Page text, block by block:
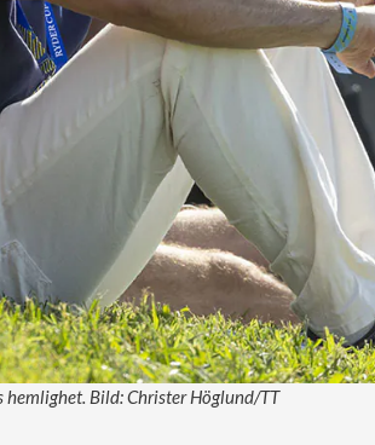
Bild: Christer Höglund/TT